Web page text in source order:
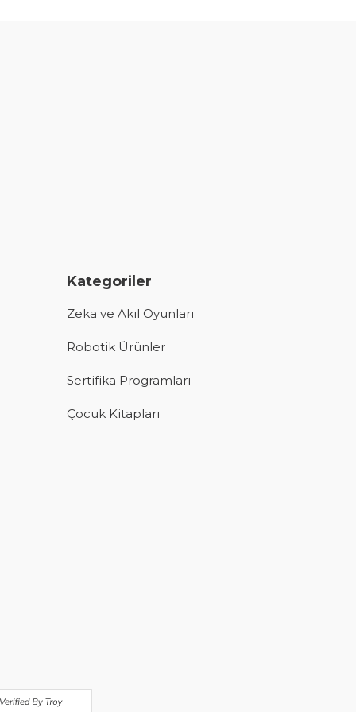
Kategoriler
Zeka ve Akıl Oyunları
Robotik Ürünler
Sertifika Programları
Çocuk Kitapları